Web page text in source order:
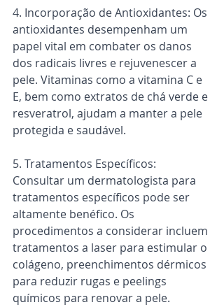
4. Incorporação de Antioxidantes: Os
antioxidantes desempenham um
papel vital em combater os danos
dos radicais livres e rejuvenescer a
pele. Vitaminas como a vitamina C e
E, bem como extratos de chá verde e
resveratrol, ajudam a manter a pele
protegida e saudável.
5. Tratamentos Específicos:
Consultar um dermatologista para
tratamentos específicos pode ser
altamente benéfico. Os
procedimentos a considerar incluem
tratamentos a laser para estimular o
colágeno, preenchimentos dérmicos
para reduzir rugas e peelings
químicos para renovar a pele.